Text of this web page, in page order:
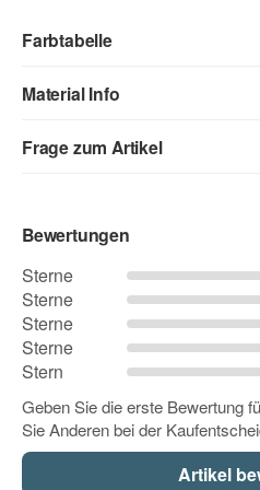
Farbtabelle
06 - orange 07 -
10 -
Material Info
Frage zum Artikel
Vorname
Nachname
Firma
Bewertungen
Sterne
Sterne
Sterne
Sterne
Stern
Geben Sie die erste Bewertung
Sie Anderen bei der